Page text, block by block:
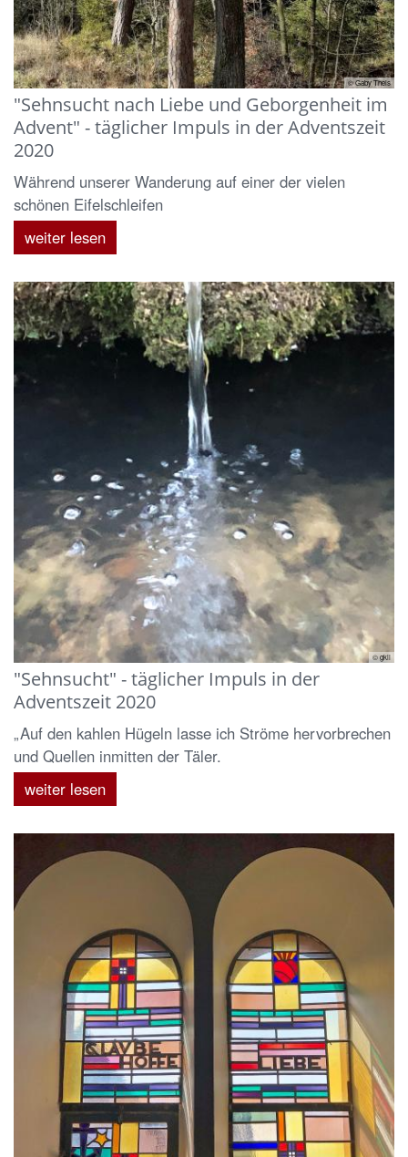
© Gaby Theis
"Sehnsucht nach Liebe und Geborgenheit im
Advent" - täglicher Impuls in der Adventszeit
2020
Während unserer Wanderung auf einer der vielen
schönen Eifelschleifen
weiter lesen
© gkli
"Sehnsucht" - täglicher Impuls in der
Adventszeit 2020
„Auf den kahlen Hügeln lasse ich Ströme hervorbrechen
und Quellen inmitten der Täler.
weiter lesen